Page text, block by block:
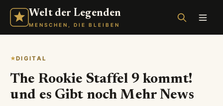
Welt der Legenden
MENSCHEN, DIE BLEIBEN
DIGITAL
The Rookie Staffel 9 kommt!
und es Gibt noch Mehr News